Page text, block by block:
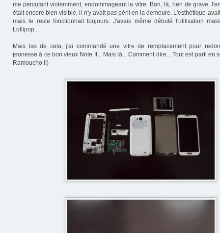
me percutant violemment, endommageant la vitre. Bon, là, rien de grave,
était encore bien visible, il n'y avait pas péril en la demeure. L'esthétique
mais le reste fonctionnait toujours. J'avais même débuté l'utilisation
Lollipop...
Mais las de cela, j'ai commandé une vitre de remplacement pour
jeunesse à ce bon vieux Note II... Mais là... Comment dire... Tout est parti en
Ramoucho !!)